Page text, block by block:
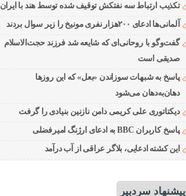
تکذیب ارتباط سه نفتکش توقیف شده توسط هند با ایران
آلمانی‌ها ادعای ۲۰۰هزار نفری مونیخ را زیر سوال بردند
گفت‌وگو با روحانی‌ای که شایعه شد فرزند حجت‌الاسلام
صدیقی است
پاسخ به شبهات سوزاندن «بعل» که این روزها
دهان‌به‌دهان می‌شود
دیکتاتوری علی کریمی دامن نازنین بنیادی را گرفت
پاسخ کاربران BBC به ادعای ارژنگ امیرفضلی
این کشته ادعایی، بلاگر عراقی از آب درآمد
پیشنهاد سردبیر